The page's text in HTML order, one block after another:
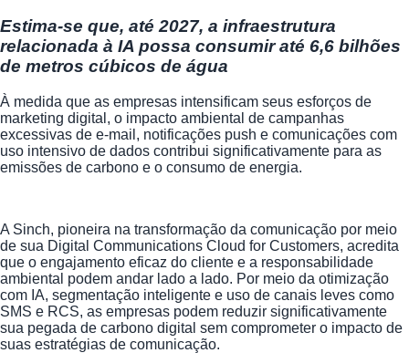
Estima-se que, até 2027, a infraestrutura
relacionada à IA possa consumir até 6,6 bilhões
de metros cúbicos de água
À medida que as empresas intensificam seus esforços de
marketing digital, o impacto ambiental de campanhas
excessivas de e-mail, notificações push e comunicações com
uso intensivo de dados contribui significativamente para as
emissões de carbono e o consumo de energia.
A Sinch, pioneira na transformação da comunicação por meio
de sua Digital Communications Cloud for Customers, acredita
que o engajamento eficaz do cliente e a responsabilidade
ambiental podem andar lado a lado. Por meio da otimização
com IA, segmentação inteligente e uso de canais leves como
SMS e RCS, as empresas podem reduzir significativamente
sua pegada de carbono digital sem comprometer o impacto de
suas estratégias de comunicação.